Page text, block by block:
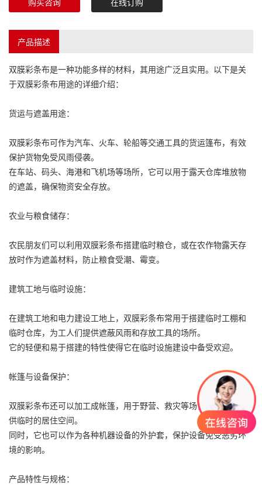
产品描述
双膜彩条布是一种功能多样的材料，其用途广泛且实用。以下是关
于双膜彩条布用途的详细介绍：
货运与遮盖用途：
双膜彩条布可作为汽车、火车、轮船等交通工具的货运篷布，有效
保护货物免受风雨侵袭。
在车站、码头、海港和飞机场等场所，它可以用于露天仓库堆放物
的遮盖，确保物资安全存放。
农业与粮食储存：
农民朋友们可以利用双膜彩条布搭建临时粮仓，或在农作物露天存
放时作为遮盖材料，防止粮食受潮、霉变。
建筑工地与临时设施：
在建筑工地和电力建设工地上， 双膜彩条布常用于搭建临时工棚和
临时仓库，为工人们提供遮蔽风雨和存放工具的场所。
它的轻便和易于搭建的特性使得它在临时设施建设中备受欢迎。
帐篷与设备保护：
双膜彩条布还可以加工成帐篷，用于野营、救灾等场合，为人们提
供临时的居住空间。
同时，它也可以作为各种机器设备的外护套，保护设备免受恶劣环
境的影响。
产品特性与规格：